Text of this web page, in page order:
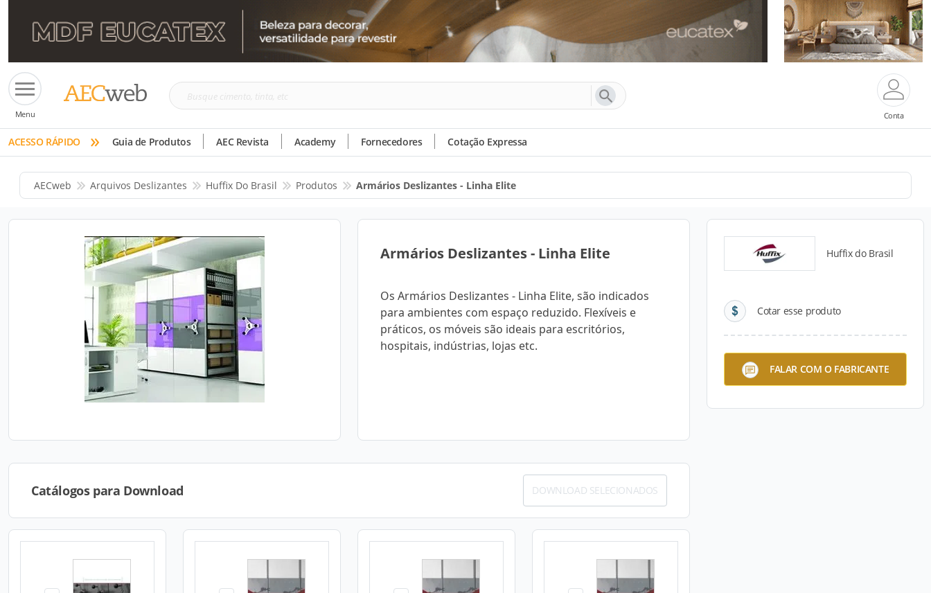
Menu
Busque
tinta,
etc
Conta
ACESSO RÁPIDO » Guia de Produtos AEC Revista Academy Fornecedores Cotação Expressa
AECweb Arquivos Deslizantes Huffix Do Brasil Produtos Armários Deslizantes - Linha Elite
Armários Deslizantes - Linha Elite
Os Armários Deslizantes - Linha Elite, são indicados
para ambientes com espaço reduzido. Flexíveis e
práticos, os móveis são ideais para escritórios,
hospitais, indústrias, lojas etc.
Huffix do Brasil
Cotar esse produto
FALAR COM O FABRICANTE
Catálogos para Download DOWNLOAD SELECIONADOS